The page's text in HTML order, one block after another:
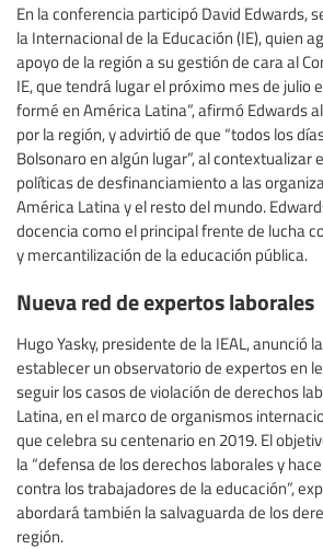
En la conferencia participó David Edwards,
la Internacional de la Educación (IE), quien
apoyo de la región a su gestión de cara al
IE, que tendrá lugar el próximo mes de julio
formé en América Latina”, afirmó Edwards
por la región, y advirtió de que “todos los
Bolsonaro en algún lugar”, al contextualizar
políticas de desfinanciamiento a las
América Latina y el resto del mundo.
docencia como el principal frente de lucha
y mercantilización de la educación pública.
Nueva red de expertos laborales
Hugo Yasky, presidente de la IEAL, anunció
establecer un observatorio de expertos en
seguir los casos de violación de derechos
Latina, en el marco de organismos
que celebra su centenario en 2019. El
la “defensa de los derechos laborales y
contra los trabajadores de la educación”,
abordará también la salvaguarda de los
región.